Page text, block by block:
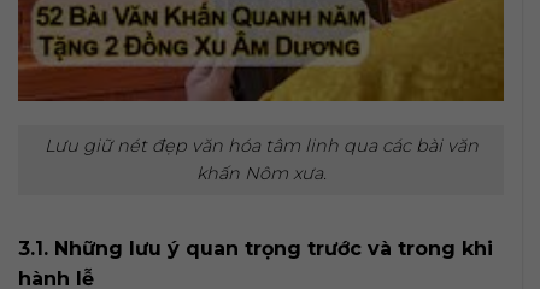
Lưu giữ nét đẹp văn hóa tâm linh qua các bài văn
khấn Nôm xưa.
3.1. Những lưu ý quan trọng trước và trong khi
hành lễ